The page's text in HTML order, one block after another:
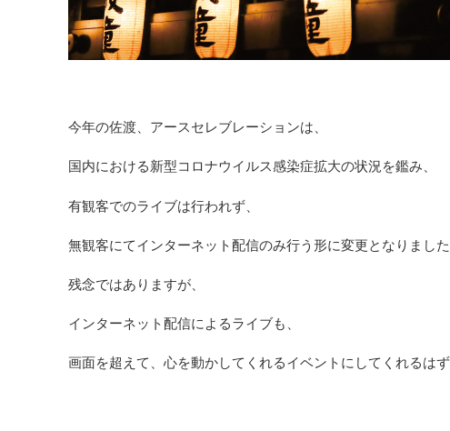
今年の佐渡、アースセレブレーションは、
国内における新型コロナウイルス感染症拡大の状況を鑑み、
有観客でのライブは行われず、
無観客にてインターネット配信のみ行う形に変更となりました
残念ではありますが、
インターネット配信によるライブも、
画面を超えて、心を動かしてくれるイベントにしてくれるはず